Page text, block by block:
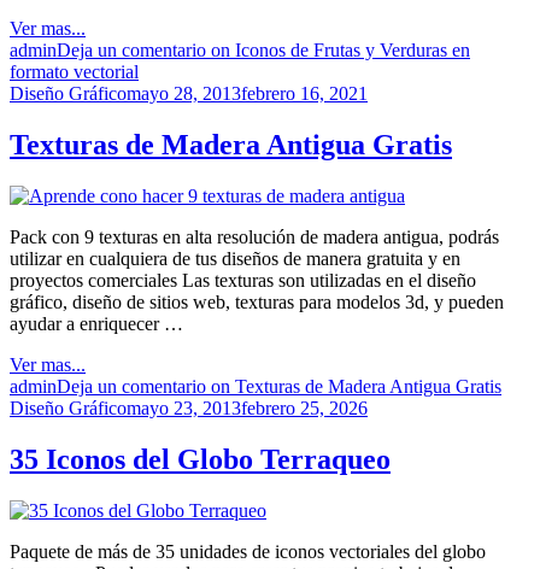
Ver mas...
adminDeja un comentario on Iconos de Frutas y Verduras en
formato vectorial
Diseño Gráficomayo 28, 2013febrero 16, 2021
Texturas de Madera Antigua Gratis
Pack con 9 texturas en alta resolución de madera antigua, podrás
utilizar en cualquiera de tus diseños de manera gratuita y en
proyectos comerciales Las texturas son utilizadas en el diseño
gráfico, diseño de sitios web, texturas para modelos 3d, y pueden
ayudar a enriquecer …
Ver mas...
adminDeja un comentario on Texturas de Madera Antigua Gratis
Diseño Gráficomayo 23, 2013febrero 25, 2026
35 Iconos del Globo Terraqueo
Paquete de más de 35 unidades de iconos vectoriales del globo